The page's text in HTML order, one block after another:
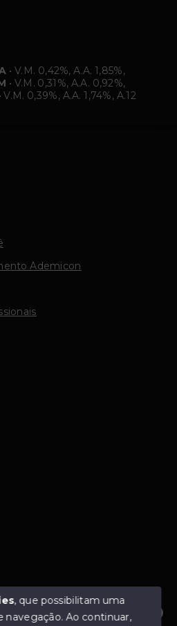
Ademicon
• V.M. 0,42%, A.A. 1,85%,
• V.M. 0,31%, A.A. 0,92%,
• V.M. 0,39%, A.A. 1,74%, A.12
, que possibilitam uma
navegação.Ao continuar,